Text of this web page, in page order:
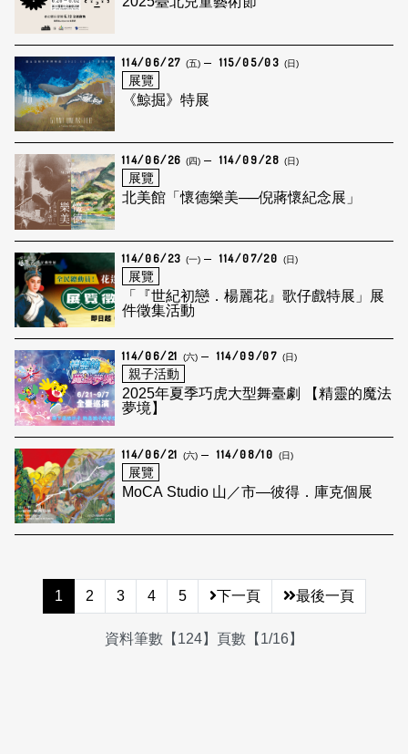
114/06/27 (五) 115/05/03 (日)
展覽
《鯨掘》特展
114/06/26 (四) 114/09/28 (日)
展覽
北美館「懷德樂美──倪蔣懷紀念展」
114/06/23 (一) 114/07/20 (日)
展覽
「『世紀初戀．楊麗花』歌仔戲特展」展
件徵集活動
114/06/21 (六) 114/09/07 (日)
親子活動
2025年夏季巧虎大型舞臺劇 【精靈的魔法
夢境】
114/06/21 (六) 114/08/10 (日)
展覽
MoCA Studio 山／市—彼得．庫克個展
1 2 3 4 5 下一頁 最後一頁
資料筆數【124】頁數【1/16】